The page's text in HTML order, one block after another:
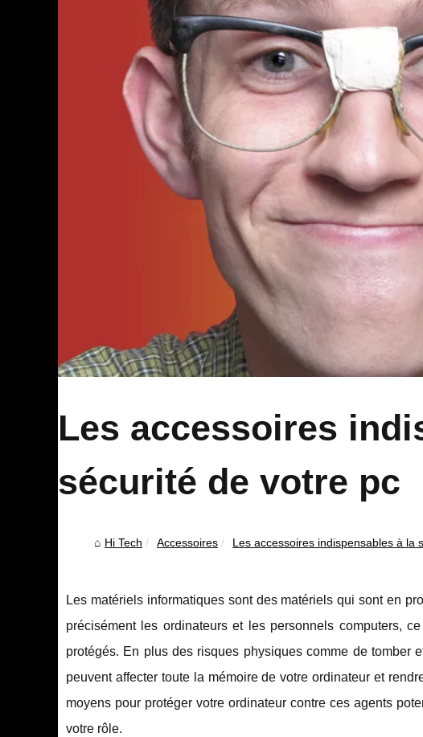
Les accessoires
sécurité de votre pc
Hi Tech Accessoires Les accessoires indispensables à la
Les matériels informatiques sont des matériels qui sont en
précisément les ordinateurs et les personnels computers,
protégés. En plus des risques physiques comme de
peuvent affecter toute la mémoire de votre ordinateur et
moyens pour protéger votre ordinateur contre ces agents
votre rôle.